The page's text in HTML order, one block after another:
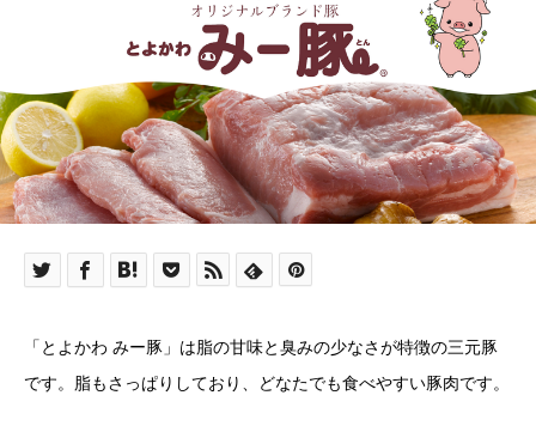
「とよかわ みー豚」は脂の甘味と臭みの少なさが特徴の三元豚
です。脂もさっぱりしており、どなたでも食べやすい豚肉です。